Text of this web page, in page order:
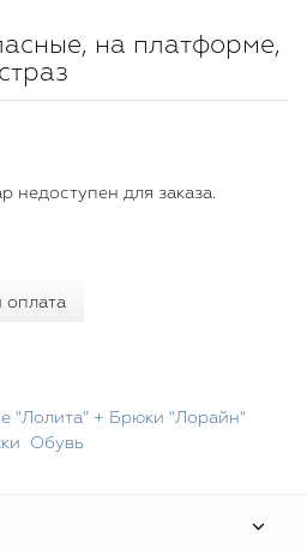
на платформе,
недоступен для заказа.
оплата
"Лолита" + Брюки "Лорайн"
Обувь